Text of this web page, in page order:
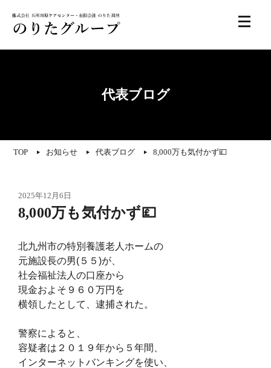
代表ブログ
TOP お知らせ 代表ブログ 8,000万も気付かず💷
2025年12月6日
8,000万も気付かず💷
北九州市の特別養護老人ホームの
元施設長の男(５５)が、
社会福祉法人の口座から
現金およそ９６０万円を
横領したとして、逮捕された。
警察によると、
容疑者は２０１９年から５年間、
インターネットバンキングを使い、